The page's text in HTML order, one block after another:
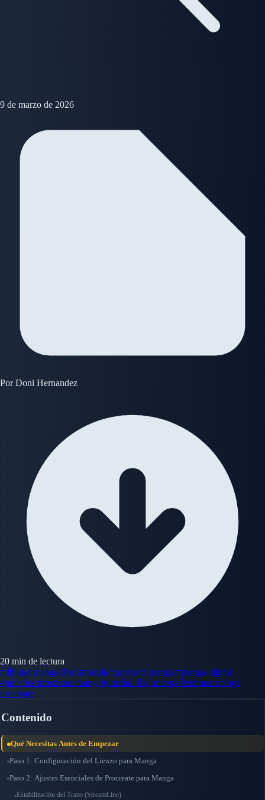
9 de marzo de 2026
PorDoni Hernandez
20 min de lectura
#dibujar manga iPad #tutorial procreate manga #manga digital
#pinceles procreate manga #tutorial iPad manga #entintar manga
procreate
Contenido
Qué Necesitas Antes de Empezar
Paso 1: Configuración del Lienzo para Manga
Paso 2: Ajustes Esenciales de Procreate para Manga
Estabilización del Trazo (StreamLine)